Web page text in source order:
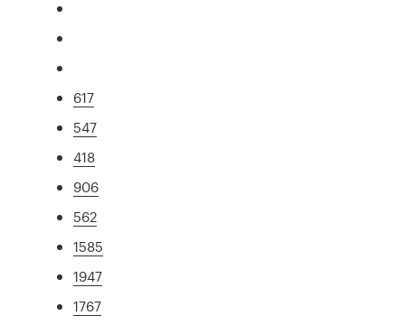
617
547
418
906
562
1585
1947
1767